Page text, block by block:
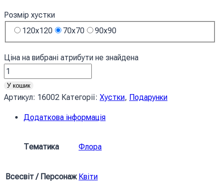
Розмір хустки
120x120
70x70 90x90
Ціна на вибрані атрибути не знайдена
Хустка
Розпис
Квіти
фон
Flowers
кількість
У кошик
Артикул: 16002 Категорії: Хустки, Подарунки
Додаткова інформація
Тематика Флора
Всесвіт / Персонаж Квіти